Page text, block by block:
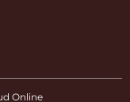
Online